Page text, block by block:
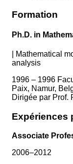
Formation
Ph.D. in
Mathematical
analysis
1996 – 1996
Paix, Namur,
Dirigée par Prof.
Expériences
Associate
2006–2012